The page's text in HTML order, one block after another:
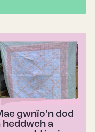
gwnïo’n dod
heddwch a